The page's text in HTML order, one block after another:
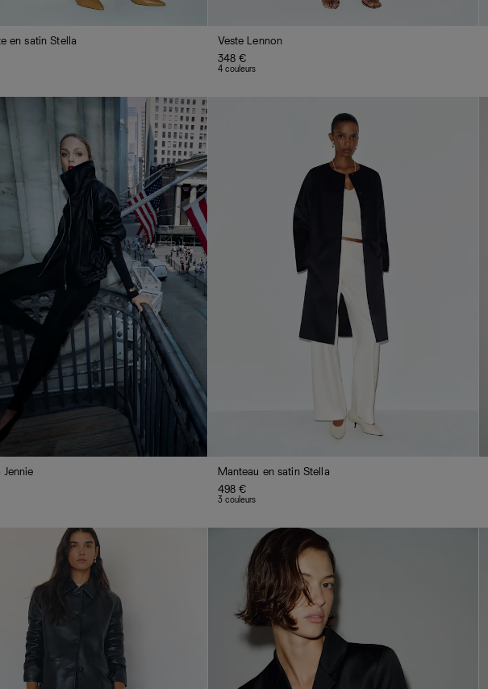
en satin Stella
Veste Lennon
348 €
4 couleurs
Jennie
Manteau en satin Stella
498 €
3 couleurs